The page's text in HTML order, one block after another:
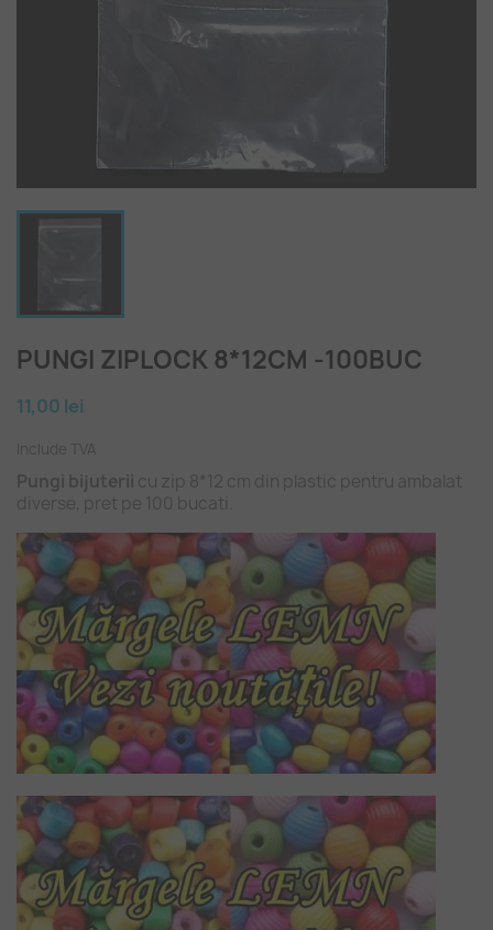
PUNGI ZIPLOCK 8*12CM -100BUC
11,00 lei
Include TVA
Pungi bijuterii cu zip 8*12 cm din plastic pentru ambalat
diverse, pret pe 100 bucati.